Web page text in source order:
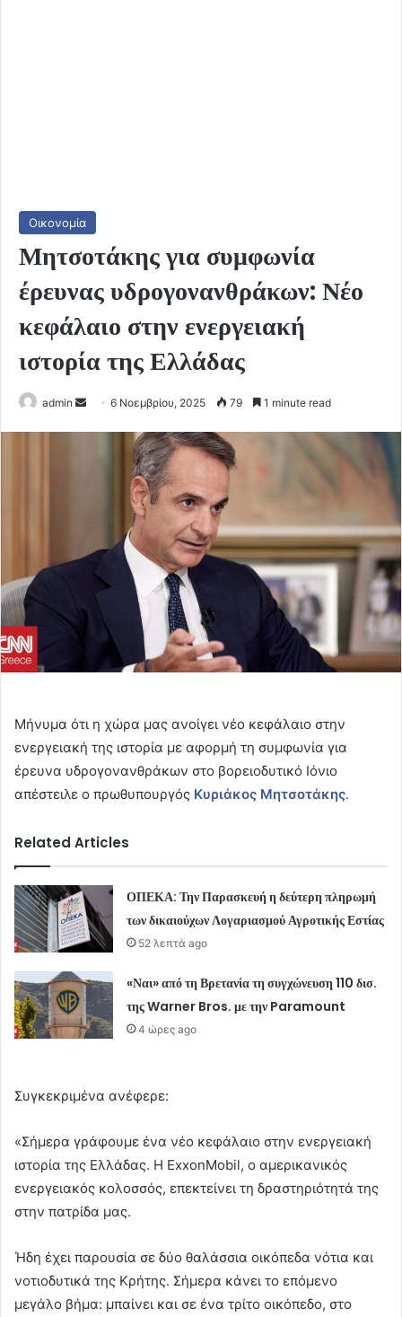
Οικονομία
Μητσοτάκης για συμφωνία
έρευνας υδρογονανθράκων: Νέο
κεφάλαιο στην ενεργειακή
ιστορία της Ελλάδας
admin
Send6 Νοεμβρίου, 2025 79 1 minute read
Μήνυμα ότι η χώρα μας ανοίγει νέο κεφάλαιο στην
ενεργειακή της ιστορία με αφορμή τη συμφωνία για
έρευνα υδρογονανθράκων στο βορειοδυτικό Ιόνιο
απέστειλε ο πρωθυπουργός Κυριάκος Μητσοτάκης.
Related Articles
ΟΠΕΚΑ: Την Παρασκευή η δεύτερη πληρωμή
των δικαιούχων Λογαριασμού Αγροτικής Εστίας
52 λεπτά ago
«Ναι» από τη Βρετανία τη συγχώνευση 110 δισ.
της Warner Bros. με την Paramount
4 ώρες ago
Συγκεκριμένα ανέφερε:
«Σήμερα γράφουμε ένα νέο κεφάλαιο στην ενεργειακή
ιστορία της Ελλάδας. Η ExxonMobil, ο αμερικανικός
ενεργειακός κολοσσός, επεκτείνει τη δραστηριότητά της
στην πατρίδα μας.
Ήδη έχει παρουσία σε δύο θαλάσσια οικόπεδα νότια και
νοτιοδυτικά της Κρήτης. Σήμερα κάνει το επόμενο
μεγάλο βήμα: μπαίνει και σε ένα τρίτο οικόπεδο, στο